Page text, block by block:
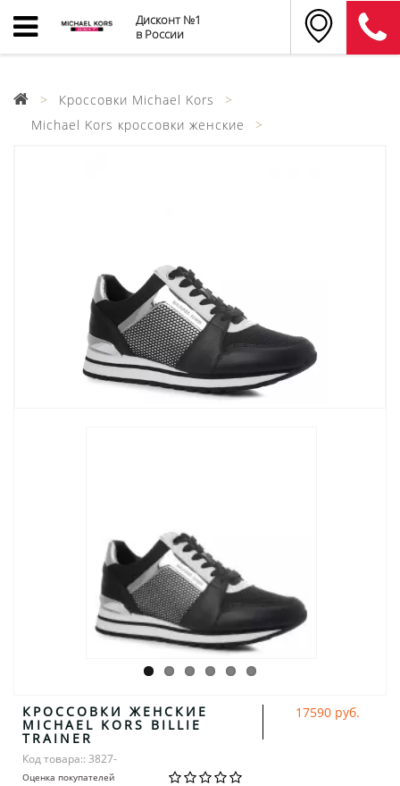
Дисконт №1
в России
Кроссовки Michael Kors
Michael Kors кроссовки женские
КРОССОВКИ ЖЕНСКИЕ
MICHAEL KORS BILLIE
TRAINER
Код товара:: 3827-
Оценка покупателей
17590 руб.